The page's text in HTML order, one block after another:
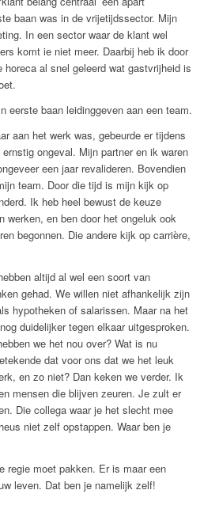
baan was in de vrijetijdssector. Mijn
In een sector waar de klant wel
komt ie niet meer. Daarbij heb ik door
horeca al snel geleerd wat gastvrijheid is
eerste baan leidinggeven aan een team.
aan het werk was, gebeurde er tijdens
ongeval. Mijn partner en ik waren
een jaar revalideren. Bovendien
team. Door die tijd is mijn kijk op
Ik heb heel bewust de keuze
werken, en ben door het ongeluk ook
begonnen. Die andere kijk op carrière,
altijd al wel een soort van
gehad. We willen niet afhankelijk zijn
hypotheken of salarissen. Maar na het
duidelijker tegen elkaar uitgesproken.
we het nou over? Wat is nu
dat voor ons dat we het leuk
en zo niet? Dan keken we verder. Ik
mensen die blijven zeuren. Je zult er
Die collega waar je het slecht mee
niet zelf opstappen. Waar ben je
regie moet pakken. Er is maar een
leven. Dat ben je namelijk zelf!